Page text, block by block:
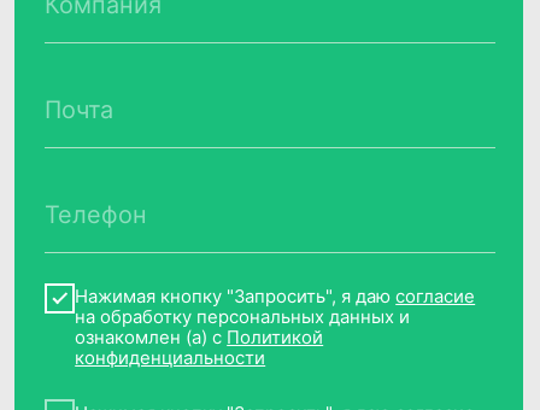
Требования Минцифры к сайтам ИТ-
компаний
данных
Реестр условий и запретов обработки
CDP CleverData Join
Дзен